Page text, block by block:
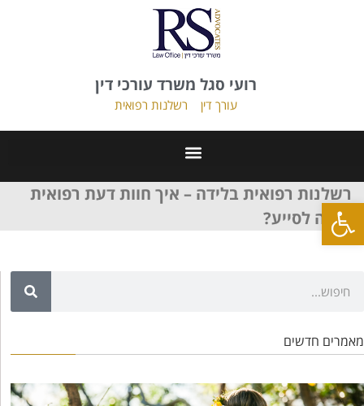
פתח סרגל נגישות
רועי סגל משרד עורכי דין
עורך דין רשלנות רפואית
רשלנות רפואית בלידה – איך חוות דעת רפואית
יכולה לסייע?
מאמרים חדשים